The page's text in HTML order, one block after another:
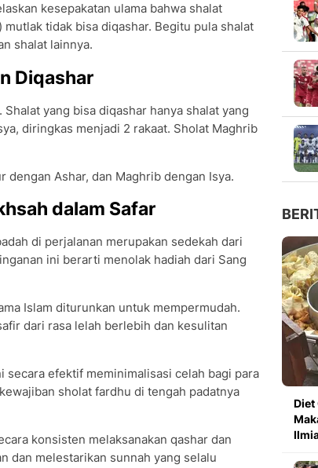
kesepakatan ulama bahwa shalat
tidak bisa diqashar. Begitu pula shalat
shalat lainnya.
Diqashar
yang bisa diqashar hanya shalat yang
diringkas menjadi 2 rakaat. Sholat Maghrib
dengan Ashar, dan Maghrib dengan Isya.
dalam Safar
di perjalanan merupakan sedekah dari
ini berarti menolak hadiah dari Sang
Islam diturunkan untuk mempermudah.
dari rasa lelah berlebih dan kesulitan
secara efektif meminimalisasi celah bagi para
sholat fardhu di tengah padatnya
konsisten melaksanakan qashar dan
dan melestarikan sunnah yang selalu
Diet